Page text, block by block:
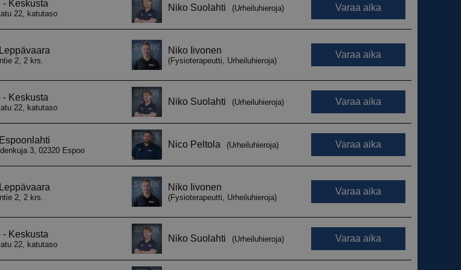
heidän mieltymyksiään
kunnioitetaan tulevissa
Tätä evästettä käytetään
erottamaan ihmiset ja botit. Tämä
on hyödyllistä verkkosivustolle,
jotta voidaan tehdä päteviä
käytöstä.
Tätä evästettä käytetään
erottamaan ihmiset ja botit. Tämä
jotta voidaan tehdä päteviä
raportteja verkkosivuston
käytöstä.
on hyödyllistä verkkosivustolle,
jotta voidaan tehdä päteviä
raportteja verkkosivuston
käytöstä.
Tätä evästettä käytetään
erottamaan ihmiset ja botit. Tämä
on hyödyllistä verkkosivustolle,
jotta voidaan tehdä päteviä
raportteja verkkosivuston
käytöstä.